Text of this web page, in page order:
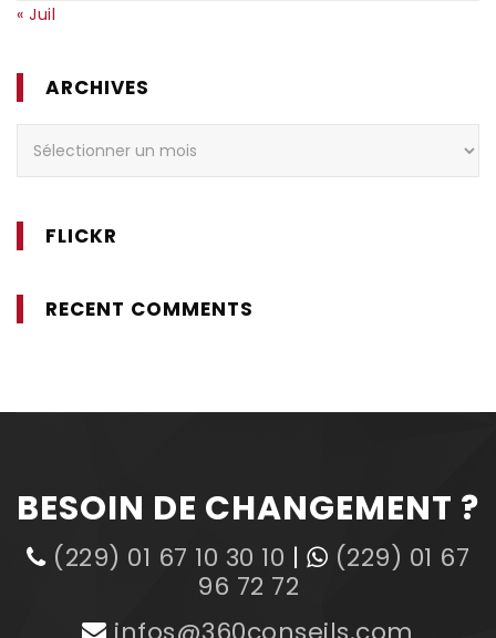
« Juil
ARCHIVES
FLICKR
RECENT COMMENTS
BESOIN DE CHANGEMENT ?
(229) 01 67 10 30 10 |
(229) 01 67
96 72 72